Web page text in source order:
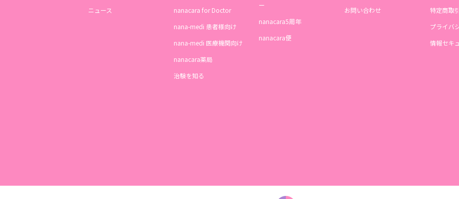
ニュース
nanacara for Doctor
nana-medi 患者様向け
nana-medi 医療機関向け
nanacara薬局
治験を知る
ー
nanacara5周年
nanacara便
お問い合わせ
特定商取
プライバ
情報セキ